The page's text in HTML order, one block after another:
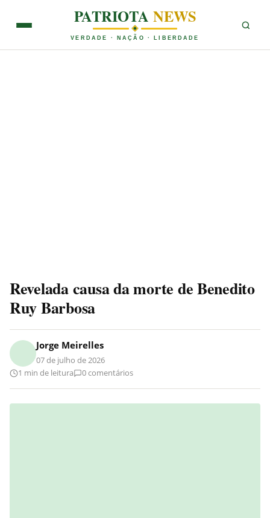
PATRIOTANEWS
VERDADE · NAÇÃO · LIBERDADE
Revelada causa da morte de Benedito
Ruy Barbosa
Jorge Meirelles
07 de julho de 2026
1 min de leitura
0 comentários